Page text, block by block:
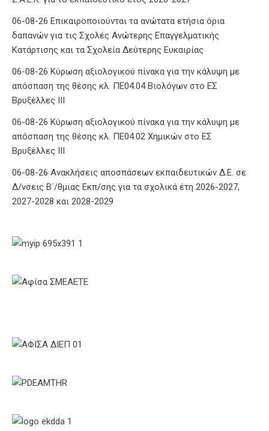
06-08-26 Επικαιροποιούνται τα ανώτατα ετήσια όρια
δαπανών για τις Σχολές Ανώτερης Επαγγελματικής
Κατάρτισης και τα Σχολεία Δεύτερης Ευκαιρίας
06-08-26 Κύρωση αξιολογικού πίνακα για την κάλυψη με
απόσπαση της θέσης κλ. ΠΕ04.04 Βιολόγων στο ΕΣ
Βρυξέλλες ΙΙΙ
06-08-26 Κύρωση αξιολογικού πίνακα για την κάλυψη με
απόσπαση της θέσης κλ. ΠΕ04.02 Χημικών στο ΕΣ
Βρυξέλλες ΙΙΙ
06-08-26 Ανακλήσεις αποσπάσεων εκπαιδευτικών Δ.Ε. σε
Δ/νσεις Β΄/θμιας Εκπ/σης για τα σχολικά έτη 2026-2027,
2027-2028 και 2028-2029